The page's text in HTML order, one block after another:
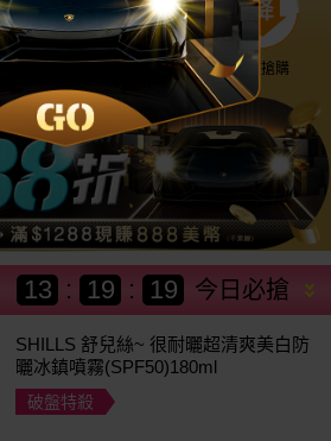
降價搶購
今日必搶
13 : 19 : 17
SHILLS 舒兒絲~ 很耐曬超清爽美白防
曬冰鎮噴霧(SPF50)180ml
破盤特殺